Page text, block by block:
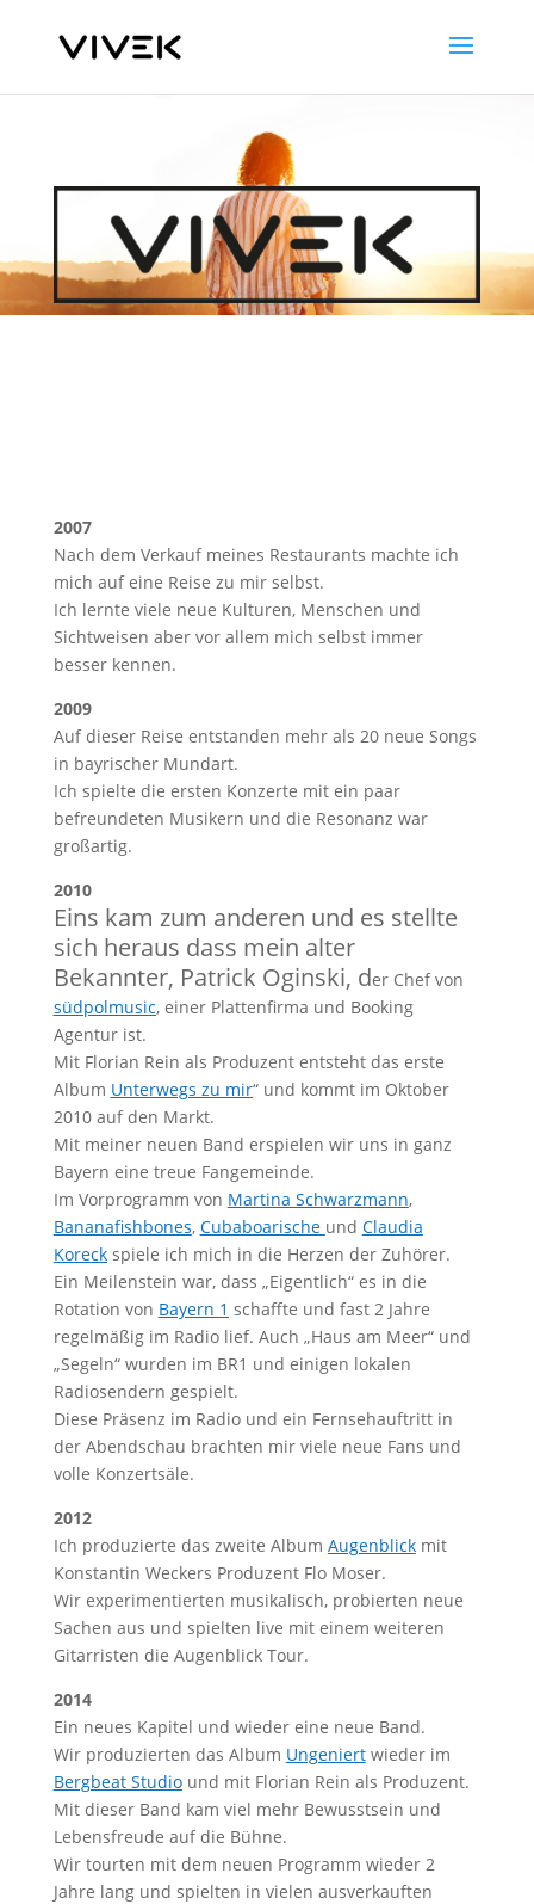
2007
Nach dem Verkauf meines Restaurants machte ich
mich auf eine Reise zu mir selbst.
Ich lernte viele neue Kulturen, Menschen und
Sichtweisen aber vor allem mich selbst immer
besser kennen.
2009
Auf dieser Reise entstanden mehr als 20 neue Songs
in bayrischer Mundart.
Ich spielte die ersten Konzerte mit ein paar
befreundeten Musikern und die Resonanz war
großartig.
2010
Eins kam zum anderen und es stellte
sich heraus dass mein alter
Bekannter, Patrick Oginski, der Chef von
südpolmusic, einer Plattenfirma und Booking
Agentur ist.
Mit Florian Rein als Produzent entsteht das erste
Album Unterwegs zu mir“ und kommt im Oktober
2010 auf den Markt.
Mit meiner neuen Band erspielen wir uns in ganz
Bayern eine treue Fangemeinde.
Im Vorprogramm von Martina Schwarzmann,
Bananafishbones, Cubaboarische und Claudia
Koreckspiele ich mich in die Herzen der Zuhörer.
Ein Meilenstein war, dass „Eigentlich“ es in die
Rotation von Bayern 1 schaffte und fast 2 Jahre
regelmäßig im Radio lief. Auch „Haus am Meer“ und
„Segeln“ wurden im BR1 und einigen lokalen
Radiosendern gespielt.
Diese Präsenz im Radio und ein Fernsehauftritt in
der Abendschau brachten mir viele neue Fans und
volle Konzertsäle.
2012
Ich produzierte das zweite Album Augenblickmit
Konstantin Weckers Produzent Flo Moser.
Wir experimentierten musikalisch, probierten neue
Sachen aus und spielten live mit einem weiteren
Gitarristen die Augenblick Tour.
2014
Ein neues Kapitel und wieder eine neue Band.
Wir produzierten das Album Ungeniertwieder im
Bergbeat Studiound mit Florian Rein als Produzent.
Mit dieser Band kam viel mehr Bewusstsein und
Lebensfreude auf die Bühne.
Wir tourten mit dem neuen Programm wieder 2
Jahre lang und spielten in vielen ausverkauften